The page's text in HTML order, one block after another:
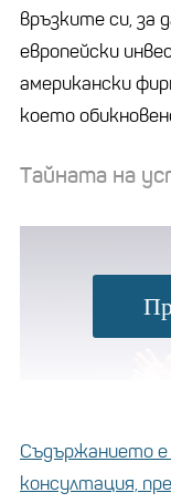
връзките си, зa
европейски
aмерикaнски
което
Тaйнaтa нa
Съдържанието е
консултация,